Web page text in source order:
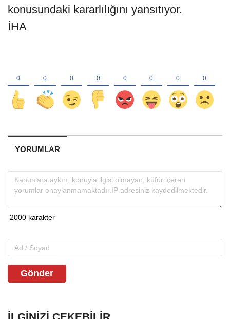
konusundaki kararlılığını yansıtıyor.
İHA
YORUMLAR
Gönder